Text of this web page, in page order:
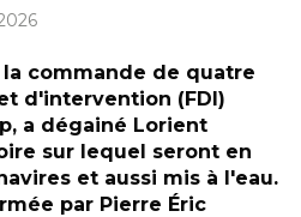
commande de quatre
d'intervention (FDI)
a dégainé Lorient
sur lequel seront en
et aussi mis à l'eau.
par Pierre Éric